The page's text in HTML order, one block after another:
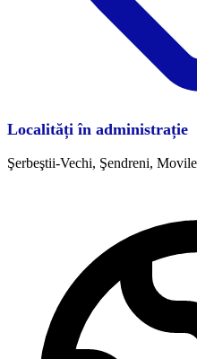
Localități în administrație
Şerbeştii-Vechi, Şendreni,